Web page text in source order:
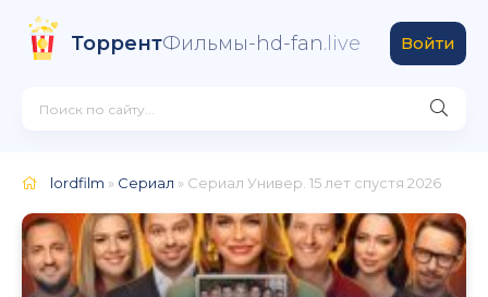
ТоррентФильмы-hd-fan.live Войти
lordfilm » Сериал » Сериал Универ. 15 лет спустя 2026